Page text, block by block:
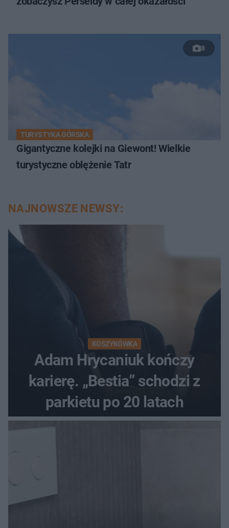
8
TURYSTYKA GÓRSKA
Gigantyczne kolejki na Giewont! Wielkie
turystyczne oblężenie Tatr
NAJNOWSZE NEWSY:
KOSZYKÓWKA
Adam Hrycaniuk kończy
karierę. „Bestia” schodzi z
parkietu po 20 latach